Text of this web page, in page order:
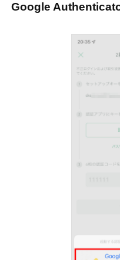
Google